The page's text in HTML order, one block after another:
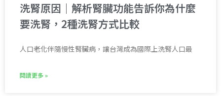
洗腎原因｜解析腎臟功能告訴你為什麼
要洗腎，2種洗腎方式比較
人口老化伴隨慢性腎臟病，讓台灣成為國際上洗腎人口最
閱讀更多 »